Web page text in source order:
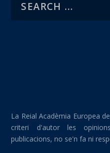
La Reial Acadèmia Europea
criteri d'autor les
publicacions, no se'n fa ni